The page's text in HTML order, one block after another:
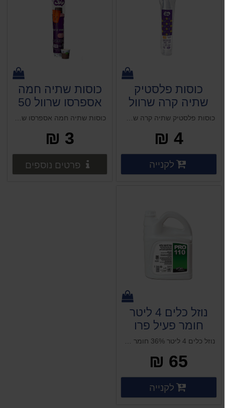
כוסות פלסטיק
שתיה קרה שרוול
(100 כוסות) 180כוסות פלסטיק שתיה קרה שרוול (100 כוסות) 180 מ"ל טאצ' 1 יח כוסות פלסטיק איכותית, 100 כוסות בשרוול.
4 ₪
פרטים נוספים פרטים נוספים לקנייה
כוסות שתיה חמה
אספרסו שרוול 50
כוסות 2.5 OZ טאצ'כוסות שתיה חמה אספרסו שרוול 50 כוסות 2.5 OZ טאצ' - 1 יח
3 ₪
פרטים נוספים
נוזל כלים 4 ליטר
חומר פעיל פרו
PRO 110
נוזל כלים 4 ליטר 36% חומר פעיל פרו PRO 110
65 ₪
פרטים נוספים
לקנייה